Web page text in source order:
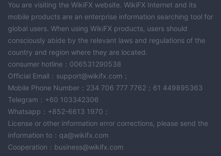
You are visiting the WikiFX website. WikiFX Internet and its
mobile products are an enterprise information searching tool for
global users. When using WikiFX products, users should
consciously abide by the relevant laws and regulations of the
country and region where they are located.
consumer hotline：006531290538
Official Email：support@wikifx.com；
Mobile Phone Number：234 706 777 7762；61 449895363
Telegram：+60 103342306
Whatsapp：+852-6613 1970；
License or other information error corrections, please send the
information to：qa@wikifx.com
Cooperation：business@wikifx.com